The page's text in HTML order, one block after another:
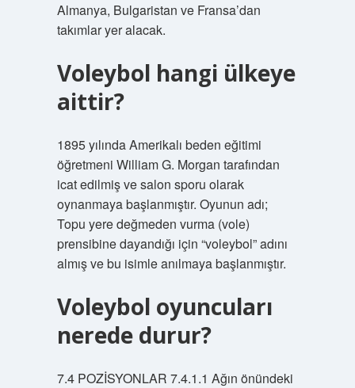
Almanya, Bulgaristan ve Fransa’dan
takımlar yer alacak.
Voleybol hangi ülkeye
aittir?
1895 yılında Amerikalı beden eğitimi
öğretmeni William G. Morgan tarafından
icat edilmiş ve salon sporu olarak
oynanmaya başlanmıştır. Oyunun adı;
Topu yere değmeden vurma (vole)
prensibine dayandığı için “voleybol” adını
almış ve bu isimle anılmaya başlanmıştır.
Voleybol oyuncuları
nerede durur?
7.4 POZİSYONLAR 7.4.1.1 Ağın önündeki